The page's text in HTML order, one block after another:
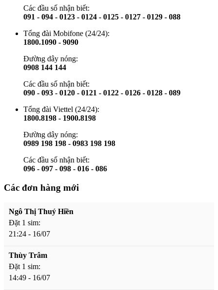
Các đầu số nhận biết:
091 - 094 - 0123 - 0124 - 0125 - 0127 - 0129 - 088
Tổng đài Mobifone (24/24):
1800.1090 - 9090
Đường dây nóng:
0908 144 144
Các đầu số nhận biết:
090 - 093 - 0120 - 0121 - 0122 - 0126 - 0128 - 089
Tổng đài Viettel (24/24):
1800.8198 - 1900.8198
Đường dây nóng:
0989 198 198 - 0983 198 198
Các đầu số nhận biết:
096 - 097 - 098 - 016 - 086
Các đơn hàng mới
Ngô Thị Thuý Hiền
Đặt 1 sim:
21:24 - 16/07
Thùy Trâm
Đặt 1 sim:
14:49 - 16/07